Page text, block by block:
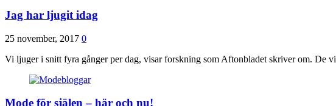
Jag har ljugit idag
25 november, 2017 0
Vi ljuger i snitt fyra gånger per dag, visar forskning som Aftonbladet skriver om. De
Mode för själen – här och nu!